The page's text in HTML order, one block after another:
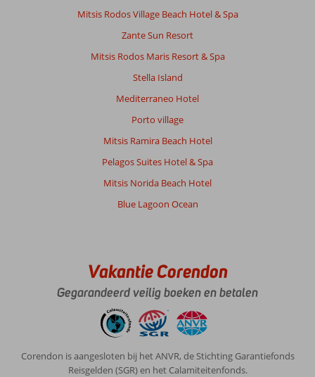
Mitsis Rodos Village Beach Hotel & Spa
Zante Sun Resort
Mitsis Rodos Maris Resort & Spa
Stella Island
Mediterraneo Hotel
Porto village
Mitsis Ramira Beach Hotel
Pelagos Suites Hotel & Spa
Mitsis Norida Beach Hotel
Blue Lagoon Ocean
Vakantie Corendon
Gegarandeerd veilig boeken en betalen
Corendon is aangesloten bij het ANVR, de Stichting Garantiefonds
Reisgelden (SGR) en het Calamiteitenfonds.